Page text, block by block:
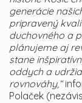
generácie
pripravený
duchovného a
plánujeme aj
stane
oddych a
rovnováhy,“
Polaček